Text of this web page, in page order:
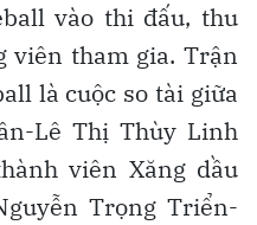
vào thi đấu, thu
viên tham gia. Trận
là cuộc so tài giữa
Lê Thị Thùy Linh
viên Xăng dầu
Trọng Triển-